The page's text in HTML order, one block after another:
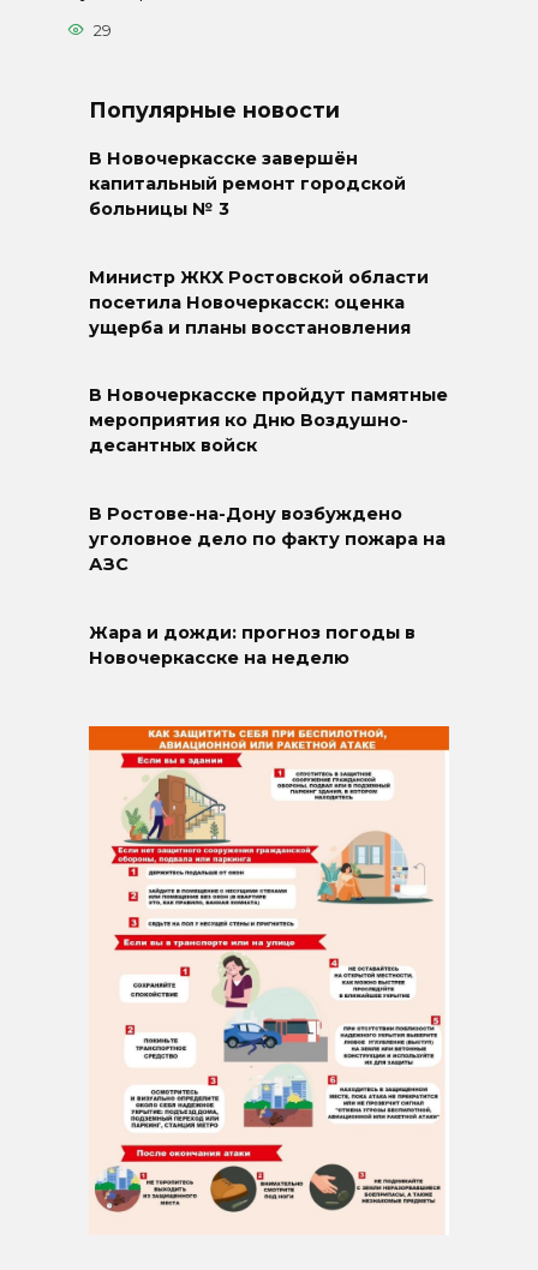
29
Популярные новости
В Новочеркасске завершён
капитальный ремонт городской
больницы № 3
Министр ЖКХ Ростовской области
посетила Новочеркасск: оценка
ущерба и планы восстановления
В Новочеркасске пройдут памятные
мероприятия ко Дню Воздушно-
десантных войск
В Ростове-на-Дону возбуждено
уголовное дело по факту пожара на
АЗС
Жара и дожди: прогноз погоды в
Новочеркасске на неделю